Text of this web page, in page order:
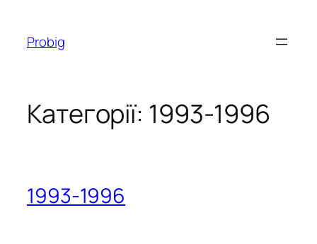
вмісту
Probig
Категорії: 1993-1996
1993-1996